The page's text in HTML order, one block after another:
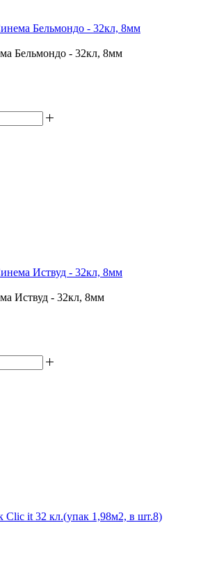
Бельмондо - 32кл, 8мм
Бельмондо - 32кл, 8мм
Иствуд - 32кл, 8мм
Иствуд - 32кл, 8мм
Clic it 32 кл.(упак 1,98м2, в шт.8)